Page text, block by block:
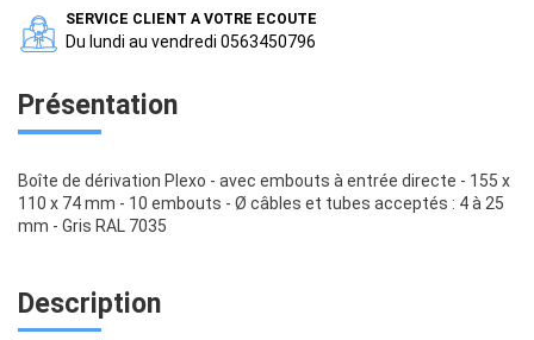
SERVICE CLIENT A VOTRE ECOUTE
Du lundi au vendredi 0563450796
Présentation
Boîte de dérivation Plexo - avec embouts à entrée directe - 155 x
110 x 74 mm - 10 embouts - Ø câbles et tubes acceptés : 4 à 25
mm - Gris RAL 7035
Description